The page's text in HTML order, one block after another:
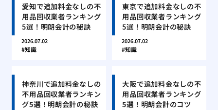
愛知で追加料金なしの不
用品回収業者ランキング
5選！明朗会計の秘訣
2026.07.02
知識
東京で追加料金なしの不
用品回収業者ランキング
5選！明朗会計の秘訣
2026.07.02
知識
神奈川で追加料金なしの
不用品回収業者ランキン
グ5選！明朗会計の秘訣
大阪で追加料金なしの不
用品回収業者ランキング
5選！明朗会計のコツ